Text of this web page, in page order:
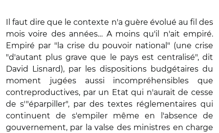
Il faut dire que le contexte n'a guère évolué au fil des
mois voire des années… A moins qu'il n'ait empiré.
Empiré par "la crise du pouvoir national" (une crise
"d'autant plus grave que le pays est centralisé", dit
David Lisnard), par les dispositions budgétaires du
moment jugées aussi incompréhensibles que
contreproductives, par un Etat qui n'aurait de cesse
de s'"éparpiller", par des textes réglementaires qui
continuent de s'empiler même en l'absence de
gouvernement, par la valse des ministres en charge